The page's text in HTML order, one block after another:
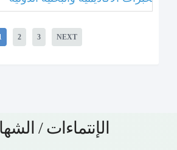
2 3 NEXT
الإنتماءات /